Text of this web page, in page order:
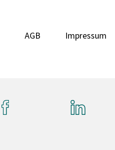
AGB Impressum